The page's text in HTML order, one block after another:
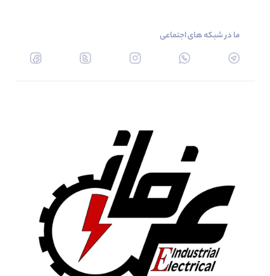
ما در شبکه های اجتماعی